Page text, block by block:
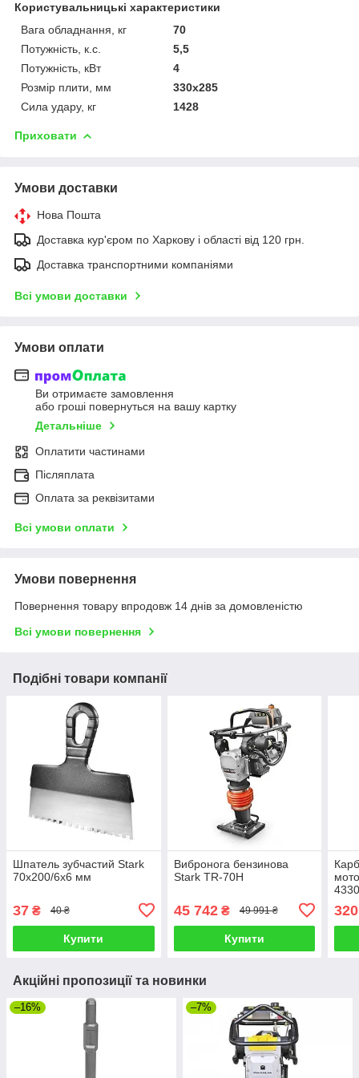
Користувальницькі характеристики
Вага обладнання, кг
70
Потужність, к.с.
5,5
Потужність, кВт
4
Розмір плити, мм
330х285
Сила удару, кг
1428
Приховати
Умови доставки
Нова Пошта
Доставка кур'єром по Харкову і області від 120 грн.
Доставка транспортними компаніями
Всі умови доставки
Умови оплати
Ви отримаєте замовлення
або гроші повернуться на вашу картку
Детальніше
Оплатити частинами
Післяплата
Оплата за реквізитами
Всі умови оплати
Умови повернення
Повернення товару впродовж 14 днів за домовленістю
Всі умови повернення
Подібні товари компанії
Шпатель зубчастий Stark
70х200/6х6 мм
37 ₴ 40 ₴
Купити
Вибронога бензинова
Stark TR-70H
45 742₴ 49 991 ₴
Купити
320
Акційні пропозиції та новинки
–16% –7%